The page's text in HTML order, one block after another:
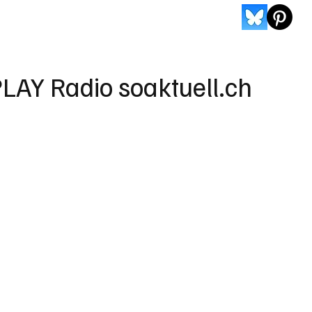
Radio soaktuell.ch